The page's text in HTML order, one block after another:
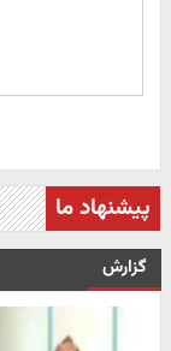
پیشنهاد ما
گزارش